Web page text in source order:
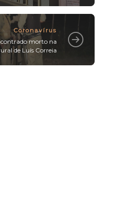
Coronavírus
morto na
de Luís Correia